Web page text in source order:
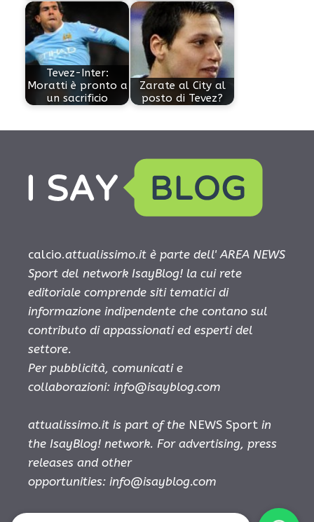
Tevez-Inter:
Moratti è pronto a
un sacrificio
Zarate al City al
posto di Tevez?
calcio.attualissimo.it è parte dell' AREA NEWS
Sport del network IsayBlog! la cui rete
editoriale comprende siti tematici di
informazione indipendente che contano sul
contributo di appassionati ed esperti del
settore.
Per pubblicità, comunicati e
collaborazioni: info@isayblog.com
attualissimo.it is part of the NEWS Sport in
the IsayBlog! network. For advertising, press
releases and other
opportunities: info@isayblog.com